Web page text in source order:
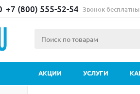
+7 (800) 555-52-54 Звонок
АКЦИИ УСЛУГИ